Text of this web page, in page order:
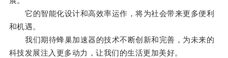
它的智能化设计和高效率运作，将为社会带来更多便利
和机遇。
我们期待蜂巢加速器的技术不断创新和完善，为未来的
科技发展注入更多动力，让我们的生活更加美好。